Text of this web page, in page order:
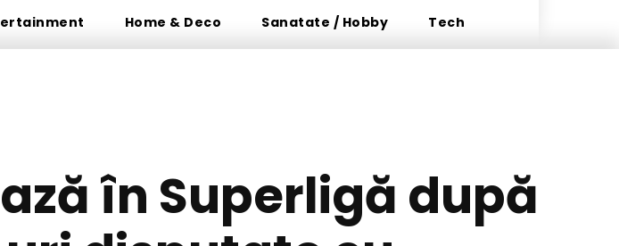
Home & Deco Sanatate / Hobby Tech
în Superligă după